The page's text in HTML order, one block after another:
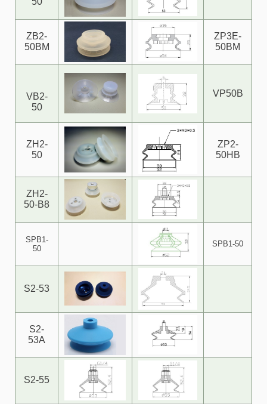
ZB2-
50BM
ZP3E-
50BM
VB2-
50
VP50B
ZH2-
50
ZP2-
50HB
ZH2-
50-B8
SPB1-
50
SPB1-50
S2-53
S2-
53A
S2-55